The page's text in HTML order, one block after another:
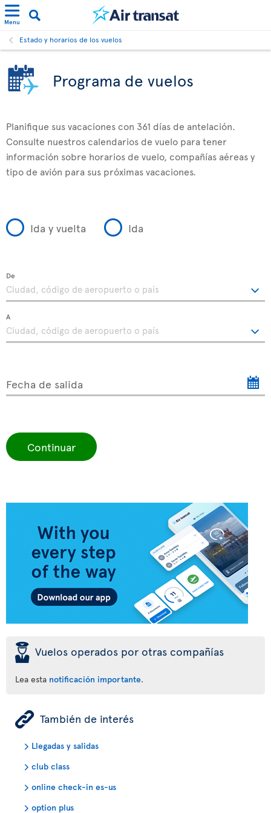
Menu
Estado y horarios de los vuelos
Programa de vuelos
Planifique sus vacaciones con 361 días de antelación.
Consulte nuestros calendarios de vuelo para tener
información sobre horarios de vuelo, compañías aéreas y
tipo de avión para sus próximas vacaciones.
Ida y vuelta Ida
De
A
Fecha de salida
Continuar
þ Vuelos operados por otras compañías
Lea esta notificación importante.
ÿ También de interés
Llegadas y salidas
club class
online check-in es-us
option plus